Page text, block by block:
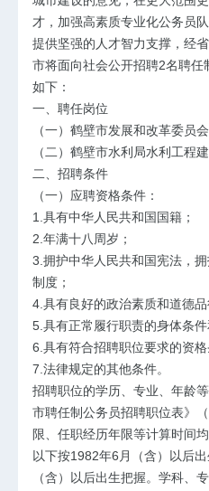
才，加强高素质专业化公务员
提供坚强的人才智力支撑，经
市将面向社会公开招聘2名聘
如下：
一、聘任岗位
（一）鹤壁市发展和改革委员
（二）鹤壁市水利局水利工程
二、招聘条件
（一）应聘资格条件：
1.具有中华人民共和国国籍；
2.年满十八周岁；
3.拥护中华人民共和国宪法，
制度；
4.具有良好的政治素质和道德品
5.具有正常履行职责的身体条件
6.具有符合招聘职位要求的资格
7.法律规定的其他条件。
招聘职位的学历、专业、年龄
市聘任制公务员招聘职位表》
限、任职经历年限等计算时间
以下按1982年6月（含）以后
（含）以后出生把握。学科、